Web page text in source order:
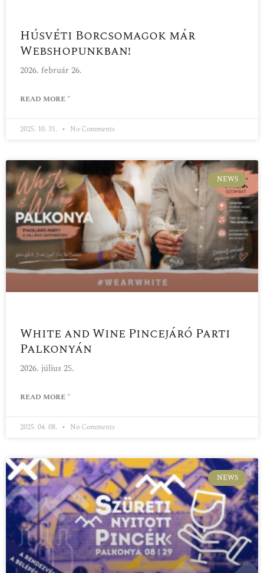
Húsvéti Borcsomagok már
Webshopunkban!
2026. február 26.
READ MORE "
2025. 10. 31. No Comments
NEWS
White and Wine Pincejáró Parti
Palkonyán
2026. július 25.
READ MORE "
2025. 04. 08. No Comments
NEWS